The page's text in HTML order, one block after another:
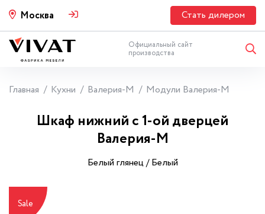
Москва Стать дилером
Официальный сайт
производства
Главная Кухни Валерия-М Модули Валерия-М
Шкаф нижний с 1-ой дверцей
Валерия-М
Белый глянец / Белый
Sale